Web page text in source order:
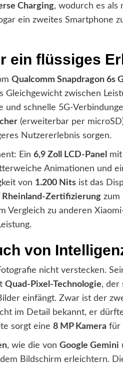
Charging, wodurch es als
ein zweites Smartphone
ein flüssiges
Qualcomm Snapdragon 6s
Gleichgewicht zwischen
und schnelle 5G-
(erweiterbar per
Nutzererlebnis sorgen.
Ein 6,9 Zoll LCD-Panel mit
Animationen und
von 1.200 Nitsist das
Rheinland-Zertifizierungzum
Vergleich zu anderen
von
nicht verstecken.
Quad-Pixel-Technologie, der
einfängt. Zwar ist der
im Detail bekannt, er
sorgt eine 8 MP Kamerafür
, wie die von Google Gemini
Bildschirm erleichtern.